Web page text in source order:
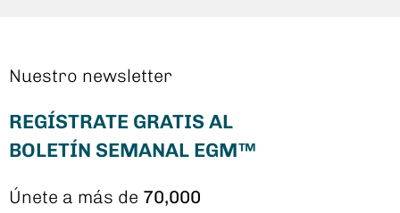
Nuestro newsletter
REGÍSTRATE GRATIS AL
BOLETÍN SEMANAL EGM™
Únete a más de 70,000